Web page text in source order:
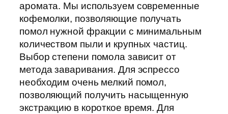
аромата. Мы используем современные
кофемолки, позволяющие получать
помол нужной фракции с минимальным
количеством пыли и крупных частиц.
Выбор степени помола зависит от
метода заваривания. Для эспрессо
необходим очень мелкий помол,
позволяющий получить насыщенную
экстракцию в короткое время. Для